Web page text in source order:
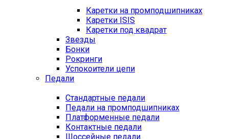
Каретки на промподшипниках
Каретки ISIS
Каретки под квадрат
Звезды
Бонки
Рокринги
Успокоители цепи
Педали
Стандартные педали
Педали на промподшипниках
Платформенные педали
Контактные педали
Шоссейные педали